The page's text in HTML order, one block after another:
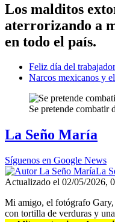
Los malditos
aterrorizando a
en todo el país.
Feliz día del trabajador
Narcos mexicanos y
Se pretende combatir
La Seño María
Síguenos en Google News
La
Actualizado el 02/05/2026,
Mi amigo, el fotógrafo Gary,
con tortilla de verduras y